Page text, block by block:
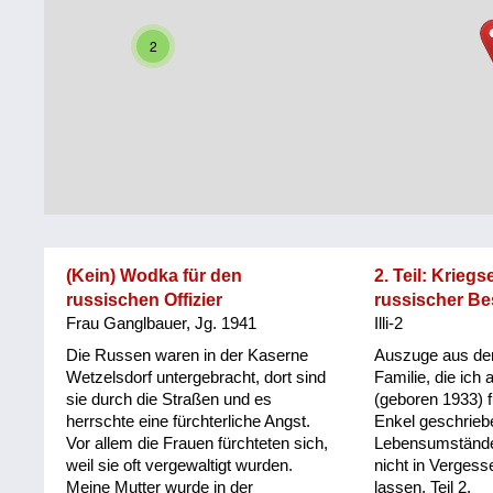
Staatsvertrag
Wohnen
sonstiges
2
(Kein) Wodka für den
russischen Offizier
Frau Ganglbauer, Jg. 1941
Die Russen waren in der Kaserne
Wetzelsdorf untergebracht, dort sind
sie durch die Straßen und es
herrschte eine fürchterliche Angst.
Vor allem die Frauen fürchteten sich,
weil sie oft vergewaltigt wurden.
Meine Mutter wurde in der
2. Teil:
russischer
Illi-2
Auszuge aus
Familie, die ich
(geboren 1933)
Enkel
nicht in
lassen. Teil 2.